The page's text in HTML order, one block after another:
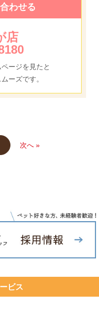
わせる
店
ージを見たと
ーズです。
次へ »
ビス